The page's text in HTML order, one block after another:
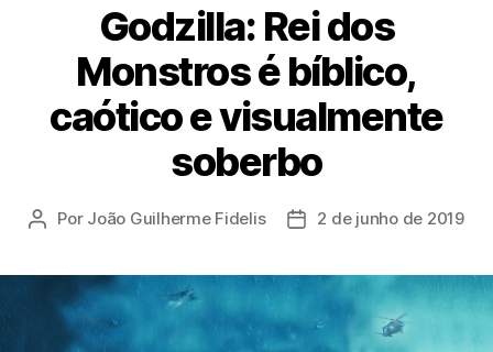
Godzilla: Rei dos
Monstros é bíblico,
caótico e visualmente
soberbo
Autor
Por João Guilherme Fidelis
Data2 de junho de 2019